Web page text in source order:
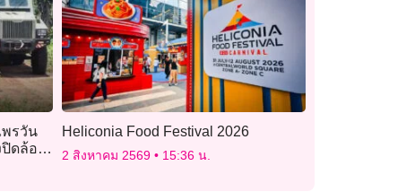
รวัน
ปิดล้อม
Heliconia Food Festival 2026
2 สิงหาคม 2569 15:36 น.